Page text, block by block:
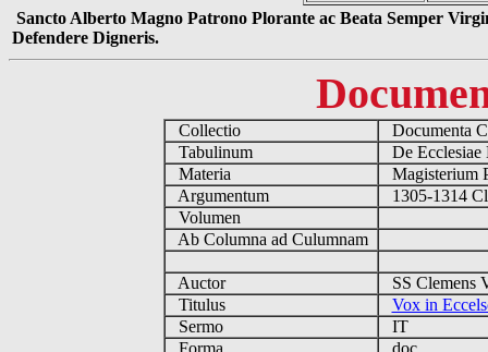
Sancto Alberto Magno Patrono Plorante ac Beata Semper
Defendere Digneris.
Collectio
Documenta
Tabulinum
De
Materia
Magisterium
Argumentum
1305-1314
Volumen
Ab Columna ad Culumnam
Auctor
SS Clemens
Titulus
Vox in
Sermo
IT
Forma
doc